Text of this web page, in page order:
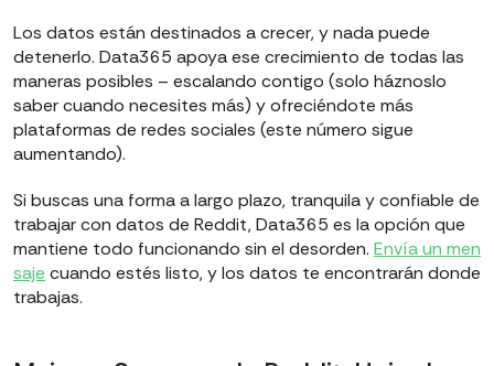
Los datos están destinados a crecer, y nada puede
detenerlo. Data365 apoya ese crecimiento de todas las
maneras posibles – escalando contigo (solo háznoslo
saber cuando necesites más) y ofreciéndote más
plataformas de redes sociales (este número sigue
aumentando).
Si buscas una forma a largo plazo, tranquila y confiable de
trabajar con datos de Reddit, Data365 es la opción que
mantiene todo funcionando sin el desorden. Envía un men
saje cuando estés listo, y los datos te encontrarán donde
trabajas.